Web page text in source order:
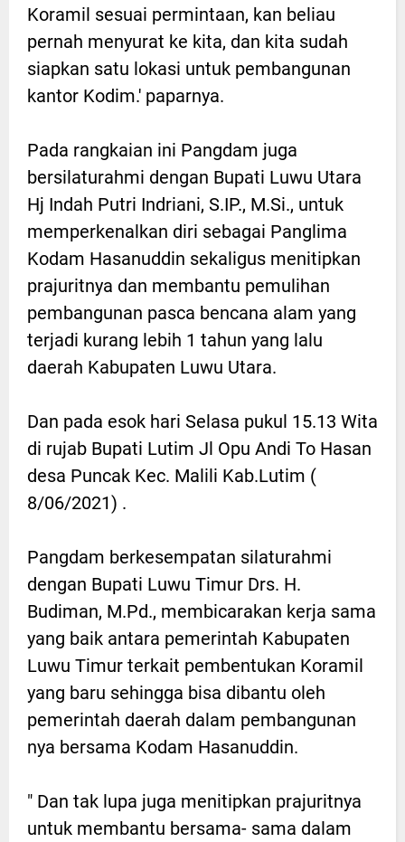
Koramil sesuai permintaan, kan beliau
pernah menyurat ke kita, dan kita sudah
siapkan satu lokasi untuk pembangunan
kantor Kodim.' paparnya.
Pada rangkaian ini Pangdam juga
bersilaturahmi dengan Bupati Luwu Utara
Hj Indah Putri Indriani, S.IP., M.Si., untuk
memperkenalkan diri sebagai Panglima
Kodam Hasanuddin sekaligus menitipkan
prajuritnya dan membantu pemulihan
pembangunan pasca bencana alam yang
terjadi kurang lebih 1 tahun yang lalu
daerah Kabupaten Luwu Utara.
Dan pada esok hari Selasa pukul 15.13 Wita
di rujab Bupati Lutim Jl Opu Andi To Hasan
desa Puncak Kec. Malili Kab.Lutim (
8/06/2021) .
Pangdam berkesempatan silaturahmi
dengan Bupati Luwu Timur Drs. H.
Budiman, M.Pd., membicarakan kerja sama
yang baik antara pemerintah Kabupaten
Luwu Timur terkait pembentukan Koramil
yang baru sehingga bisa dibantu oleh
pemerintah daerah dalam pembangunan
nya bersama Kodam Hasanuddin.
" Dan tak lupa juga menitipkan prajuritnya
untuk membantu bersama- sama dalam